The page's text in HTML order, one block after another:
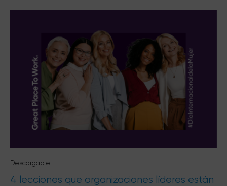
Descargable
4 lecciones que organizaciones líderes están